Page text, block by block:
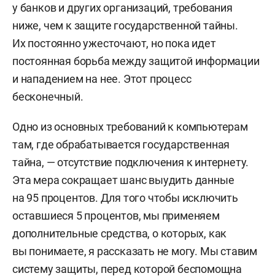
у банков и других организаций, требования
ниже, чем к защите государственной тайны.
Их постоянно ужесточают, но пока идет
постоянная борьба между защитой информации
и нападением на нее. Этот процесс
бесконечный.
Одно из основных требований к компьютерам
там, где обрабатывается государственная
тайна, — отсутствие подключения к интернету.
Эта мера сокращает шанс выудить данные
на 95 процентов. Для того чтобы исключить
оставшиеся 5 процентов, мы применяем
дополнительные средства, о которых, как
вы понимаете, я рассказать не могу. Мы ставим
систему защиты, перед которой беспомощна